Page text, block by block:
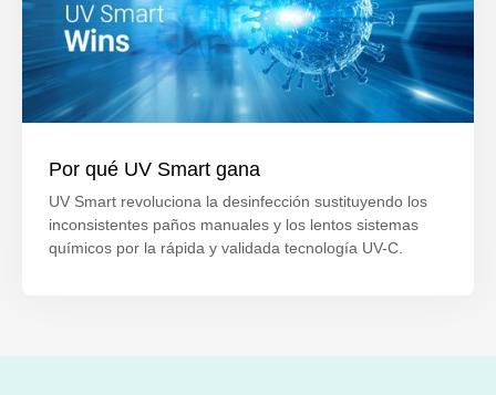
Por qué UV Smart gana
UV Smart revoluciona la desinfección sustituyendo los
inconsistentes paños manuales y los lentos sistemas
químicos por la rápida y validada tecnología UV-C.